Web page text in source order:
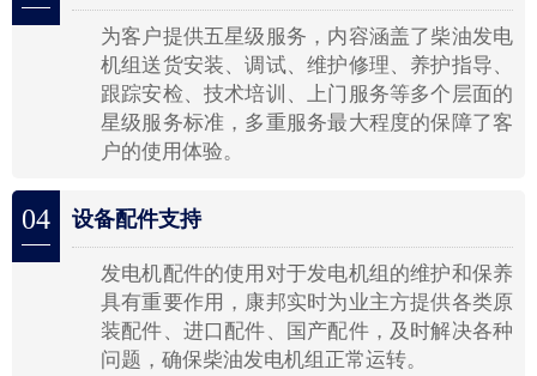
为客户提供五星级服务，内容涵盖了柴油发电
机组送货安装、调试、维护修理、养护指导、
跟踪安检、技术培训、上门服务等多个层面的
星级服务标准，多重服务最大程度的保障了客
户的使用体验。
04 设备配件支持
发电机配件的使用对于发电机组的维护和保养
具有重要作用，康邦实时为业主方提供各类原
装配件、进口配件、国产配件，及时解决各种
问题，确保柴油发电机组正常运转。